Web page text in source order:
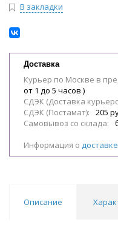
В закладки
Доставка
Курьер по Москве в
от 1 до 5 часов )
СДЭК (Доставка
СДЭК (Постамат):
205
Самовывоз со склада:
Информация о доставке
Описание